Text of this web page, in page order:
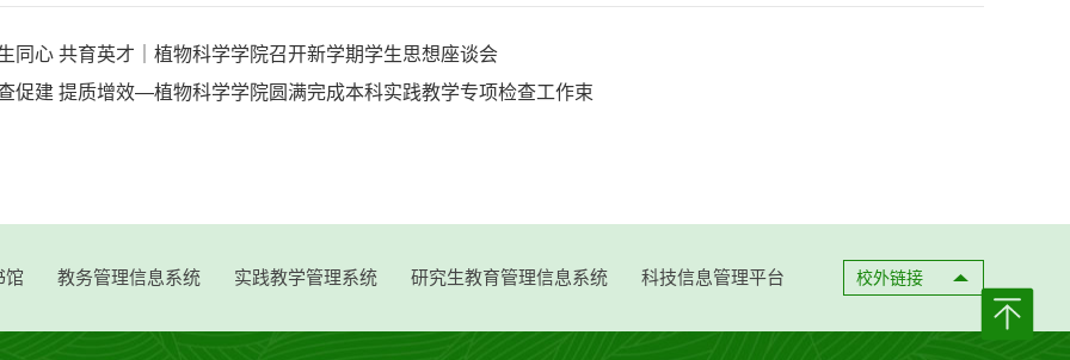
同心 共育英才｜植物科学学院召开新学期学生思想座谈会
促建 提质增效—植物科学学院圆满完成本科实践教学专项检查工作束
馆 教务管理信息系统 实践教学管理系统 研究生教育管理信息系统 科技信息管理平台 校外链接